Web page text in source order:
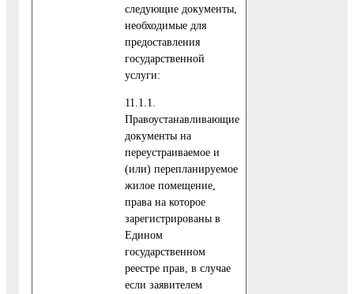
следующие документы,
необходимые для
предоставления
государственной
услуги:
11.1.1.
Правоустанавливающие
документы на
переустраиваемое и
(или) перепланируемое
жилое помещение,
права на которое
зарегистрированы в
Едином
государственном
реестре прав, в случае
если заявителем